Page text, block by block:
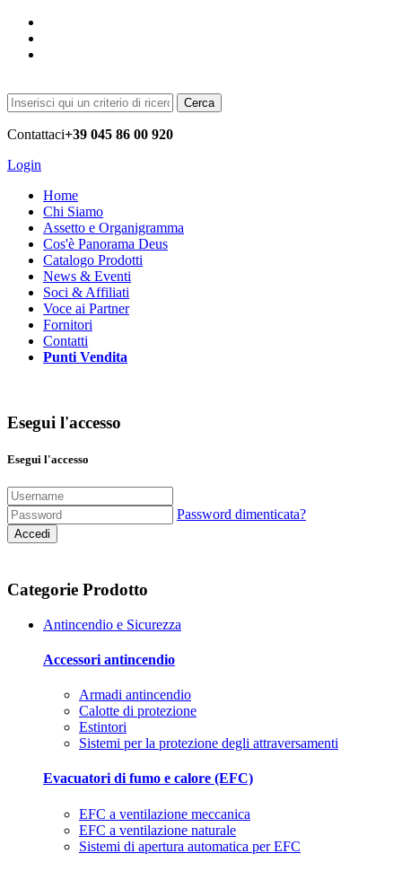
Cerca
Contattaci+39 045 86 00 920
Login
Home
Chi Siamo
Assetto e Organigramma
Cos'è Panorama Deus
Catalogo Prodotti
News & Eventi
Soci & Affiliati
Voce ai Partner
Fornitori
Contatti
Punti Vendita
Esegui l'accesso
Esegui l'accesso
Password dimenticata?
Accedi
Categorie Prodotto
Antincendio e Sicurezza
Accessori antincendio
Armadi antincendio
Calotte di protezione
Estintori
Sistemi per la protezione degli attraversamenti
Evacuatori di fumo e calore (EFC)
EFC a ventilazione meccanica
EFC a ventilazione naturale
Sistemi di apertura automatica per EFC